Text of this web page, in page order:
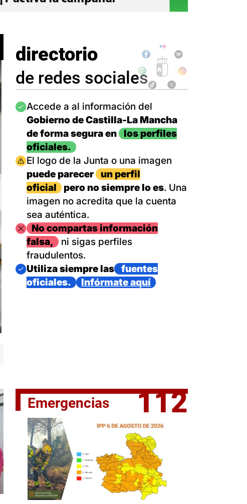
El jefe del Ejecutivo castellanomanchego, Emiliano García-
directorio
de redes sociales
Imagen
Accede a al información del
Gobierno de Castilla-La Mancha
de forma segura en
los perfiles
oficiales.
Imagen
El logo de la Junta o una imagen
puede parecer
un perfil
oficial
pero no siempre lo es. Una
imagen no acredita que la cuenta
sea auténtica.
ImagenNo compartas información
falsa,
ni sigas perfiles
fraudulentos.
Imagen
Utiliza siempre las
fuentes
oficiales.
Infórmate aquí
Emergencias 112